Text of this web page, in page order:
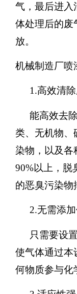
气，最后进入
体处理后的废
放。
机械制造厂喷
1.高效清除
能高效去
类、无机物、
染物，以及各
90%以上，脱
的恶臭污染物
2.无需添
只需要设
使气体通过本
何物质参与化